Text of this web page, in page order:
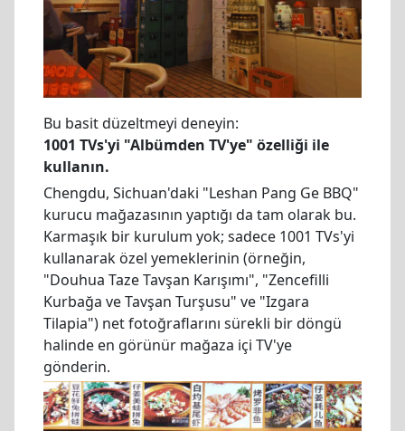
Bu basit düzeltmeyi deneyin:
1001 TVs'yi "Albümden TV'ye" özelliği ile
kullanın.
Chengdu, Sichuan'daki "Leshan Pang Ge BBQ"
kurucu mağazasının yaptığı da tam olarak bu.
Karmaşık bir kurulum yok; sadece 1001 TVs'yi
kullanarak özel yemeklerinin (örneğin,
"Douhua Taze Tavşan Karışımı", "Zencefilli
Kurbağa ve Tavşan Turşusu" ve "Izgara
Tilapia") net fotoğraflarını sürekli bir döngü
halinde en görünür mağaza içi TV'ye
gönderin.